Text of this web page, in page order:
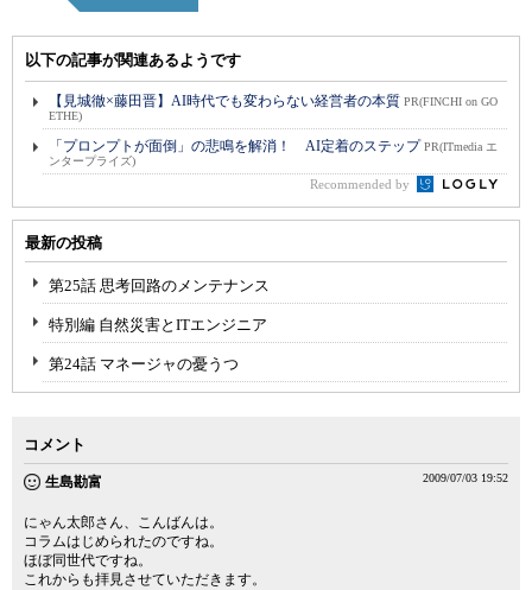
以下の記事が関連あるようです
【見城徹×藤田晋】AI時代でも変わらない経営者の本質 PR(FINCHI on GO
ETHE)
「プロンプトが面倒」の悲鳴を解消！ AI定着のステップPR(ITmedia エ
ンタープライズ)
Recommended by
最新の投稿
第25話 思考回路のメンテナンス
特別編 自然災害とITエンジニア
第24話 マネージャの憂うつ
コメント
生島勘富 2009/07/03 19:52
にゃん太郎さん、こんばんは。
コラムはじめられたのですね。
ほぼ同世代ですね。
これからも拝見させていただきます。